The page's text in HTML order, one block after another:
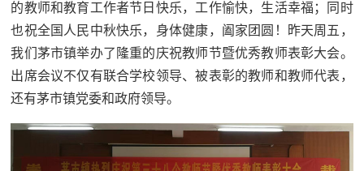
的教师和教育工作者节日快乐，工作愉快，生活幸福；同时
也祝全国人民中秋快乐，身体健康，阖家团圆！昨天周五，
我们茅市镇举办了隆重的庆祝教师节暨优秀教师表彰大会。
出席会议不仅有联合学校领导、被表彰的教师和教师代表，
还有茅市镇党委和政府领导。